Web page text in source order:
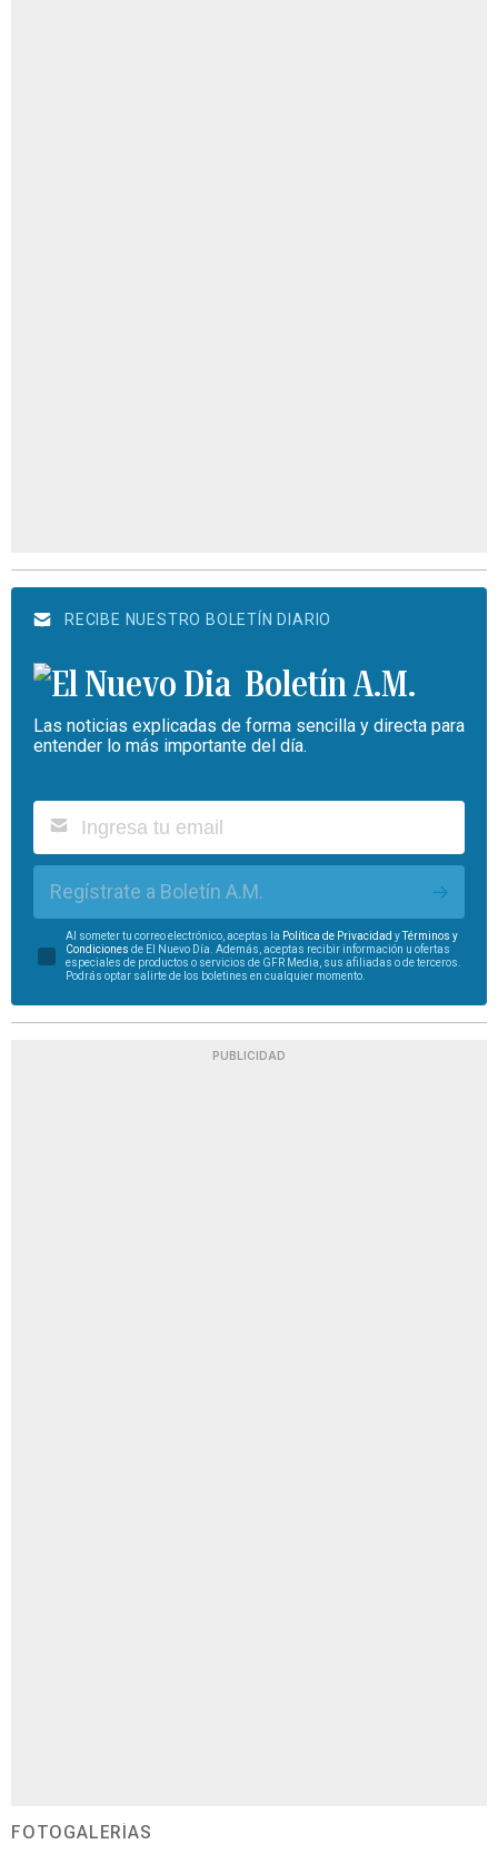
RECIBE NUESTRO BOLETÍN DIARIO
Boletín A.M.
Las noticias explicadas de forma sencilla y directa para
entender lo más importante del día.
Regístrate a Boletín A.M.
Al someter tu correo electrónico, aceptas la Política de Privacidad yTérminos y
Condiciones de El Nuevo Día. Además, aceptas recibir información u ofertas
especiales de productos o servicios de GFR Media, sus afiliadas o de terceros.
Podrás optar salirte de los boletines en cualquier momento.
PUBLICIDAD
FOTOGALERÍAS